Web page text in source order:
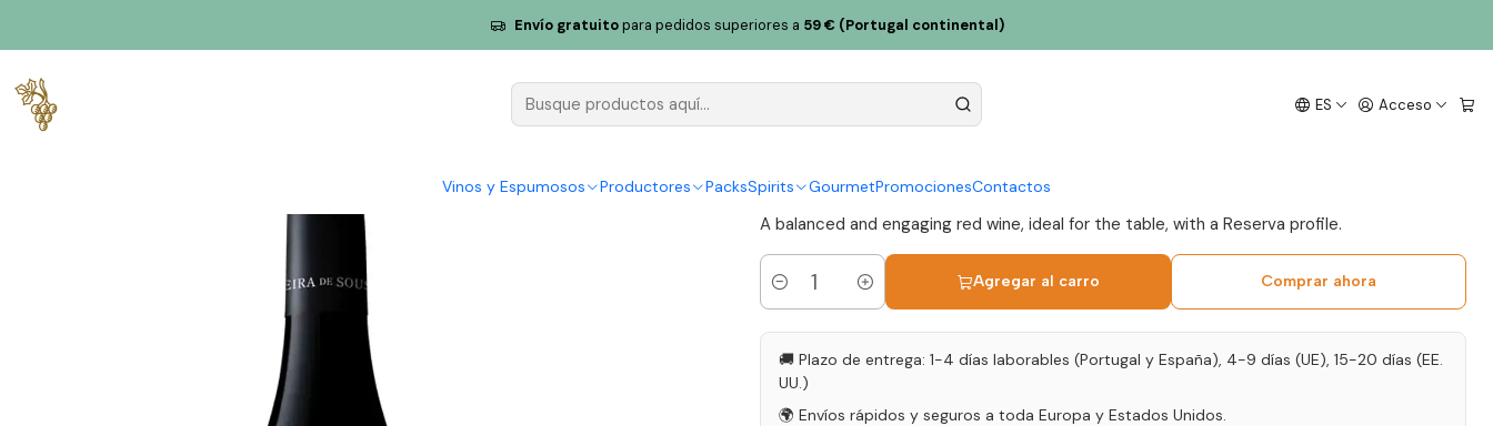
ES Acceso
Vinos y Espumosos Productores PacksSpirits GourmetPromocionesContactos
Envío gratuitopara pedidos superiores a 59 € (Portugal continental)
Vieira de Sousa Tinto Reserva 2021 Vino Tinto Duero 75cl
Vieira de Sousa Tinto Reserva 2021
|
A balanced and engaging red wine, ideal for the table, with a Reserva profile.
Cantidad
Agregar al carro Comprar ahora
🚚 Plazo de entrega: 1-4 días laborables (Portugal y España), 4-9 días (UE), 15-20 días (EE.
UU.)
🌍 Envíos rápidos y seguros a toda Europa y Estados Unidos.